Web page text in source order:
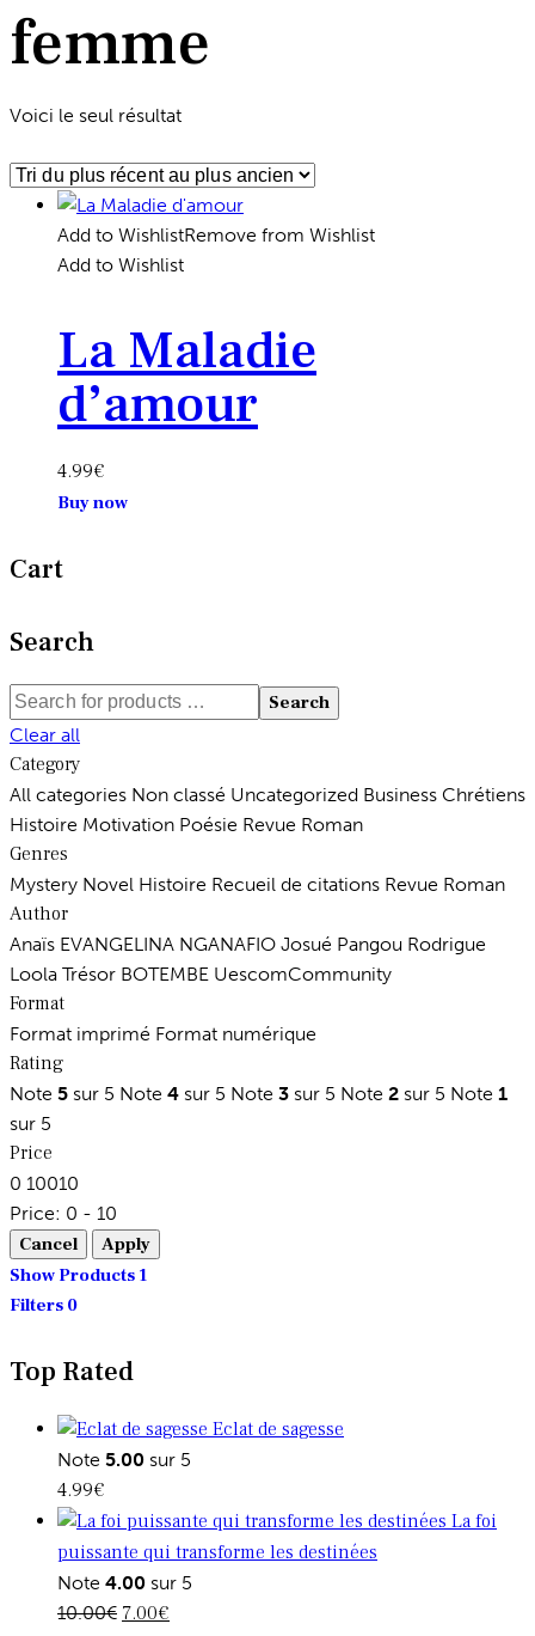
femme
Voici le seul résultat
Add to WishlistRemove from Wishlist
Add to Wishlist
La Maladie
d’amour
4.99€
Buy nowCe
options
peuvent
sur
la
du
Cart
Search
Search
Clear all
Category
All categories Non classé Uncategorized Business Chrétiens
Histoire Motivation Poésie Revue Roman
Genres
Mystery Novel Histoire Recueil de citations Revue Roman
Author
Anaïs EVANGELINA NGANAFIO Josué Pangou Rodrigue
Loola Trésor BOTEMBE UescomCommunity
Format
Format imprimé Format numérique
Rating
Note 5 sur 5 Note 4 sur 5 Note 3 sur 5 Note 2 sur 5 Note 1
sur 5
Price
0 10010
Price: 0 - 10
Show Products 1
Filters 0
Top Rated
Eclat de sagesse
Note 5.00 sur 5
4.99€
La foi
puissante qui transforme les destinées
Note 4.00 sur 5
10.00€ Le
7.00€